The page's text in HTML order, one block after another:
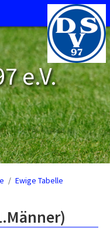
e.V.
Ewige Tabelle